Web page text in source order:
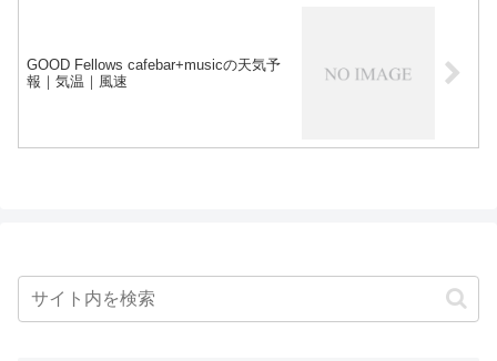
GOOD Fellows cafebar+musicの天気予
報｜気温｜風速